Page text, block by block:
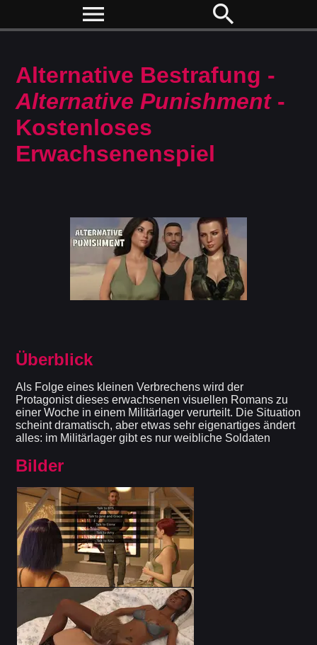
menu search
Alternative Bestrafung -
Alternative Punishment-
Kostenloses
Erwachsenenspiel
Überblick
Als Folge eines kleinen Verbrechens wird der
Protagonist dieses erwachsenen visuellen Romans zu
einer Woche in einem Militärlager verurteilt. Die Situation
scheint dramatisch, aber etwas sehr eigenartiges ändert
alles: im Militärlager gibt es nur weibliche Soldaten
Bilder